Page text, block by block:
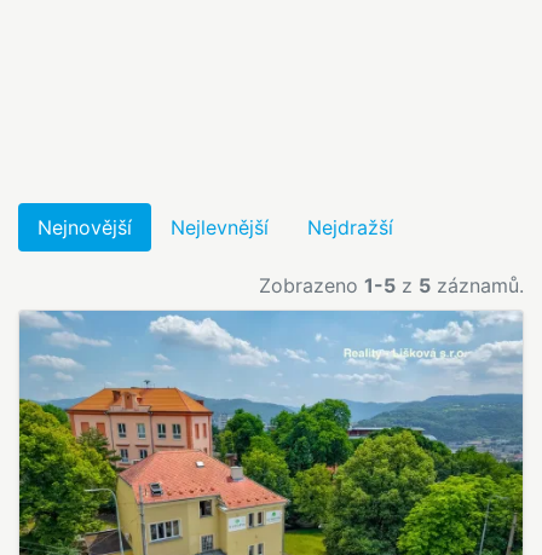
Nejnovější Nejlevnější Nejdražší
Zobrazeno 1-5 z 5 záznamů.